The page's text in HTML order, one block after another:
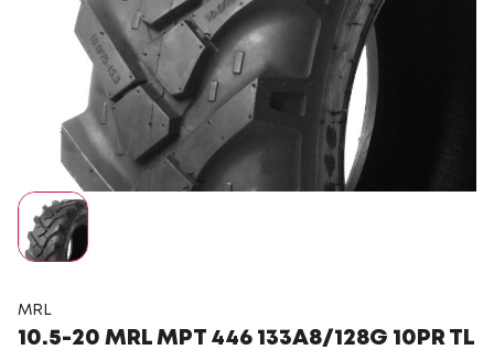
MRL
10.5-20 MRL MPT 446 133A8/128G 10PR TL